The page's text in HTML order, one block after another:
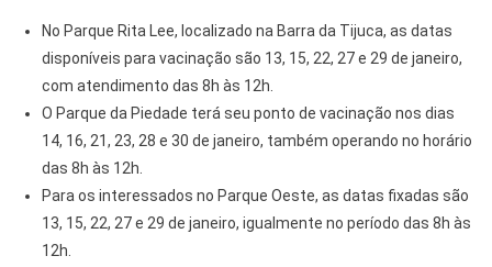
No Parque Rita Lee, localizado na Barra da Tijuca, as datas
disponíveis para vacinação são 13, 15, 22, 27 e 29 de janeiro,
com atendimento das 8h às 12h.
O Parque da Piedade terá seu ponto de vacinação nos dias
14, 16, 21, 23, 28 e 30 de janeiro, também operando no horário
das 8h às 12h.
Para os interessados no Parque Oeste, as datas fixadas são
13, 15, 22, 27 e 29 de janeiro, igualmente no período das 8h às
12h.